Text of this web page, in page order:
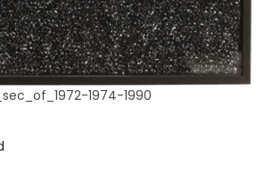
1974-1990